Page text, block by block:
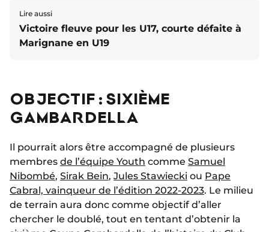
Lire aussi
Victoire fleuve pour les U17, courte défaite à
Marignane en U19
OBJECTIF : SIXIÈME
GAMBARDELLA
Il pourrait alors être accompagné de plusieurs
membres de l’équipe Youth comme Samuel
Nibombé, Sirak Bein, Jules Stawiecki ou Pape
Cabral, vainqueur de l’édition 2022-2023. Le milieu
de terrain aura donc comme objectif d’aller
chercher le doublé, tout en tentant d’obtenir la